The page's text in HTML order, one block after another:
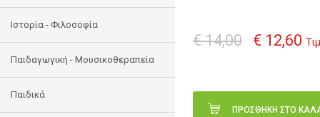
Ιστορία - Φιλοσοφία
Παιδαγωγική - Μουσικοθεραπεία
Παιδικά
€ 14,00 € 12,60
ΠΡΟΣΘΗΚΗ ΣΤΟ